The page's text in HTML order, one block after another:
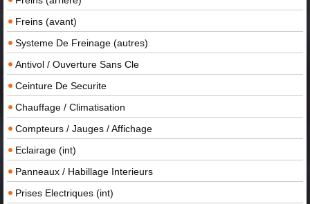
Freins (avant)
Systeme De Freinage (autres)
Antivol / Ouverture Sans Cle
Ceinture De Securite
Chauffage / Climatisation
Compteurs / Jauges / Affichage
Eclairage (int)
Panneaux / Habillage Interieurs
Prises Electriques (int)